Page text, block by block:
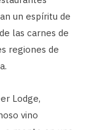
un espíritu de
las carnes de
regiones de
Lodge,
vino